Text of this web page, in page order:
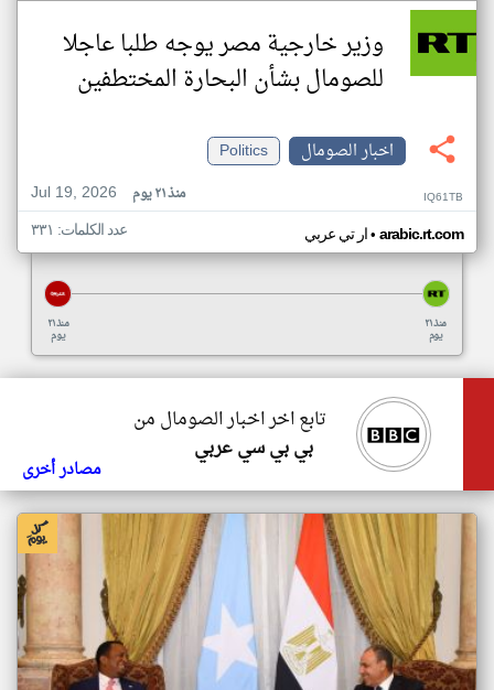
وزير خارجية مصر يوجه طلبا عاجلا
للصومال بشأن البحارة المختطفين
اخبار الصومال
Politics
Jul 19, 2026
منذ ٢١ يوم IQ61TB
ار تي عربي• arabic.rt.com عدد الكلمات: ٣٣١
منذ ٢١
يوم
منذ ٢١
يوم
تابع اخر اخبار الصومال من
بي بي سي عربي
مصادر أخرى